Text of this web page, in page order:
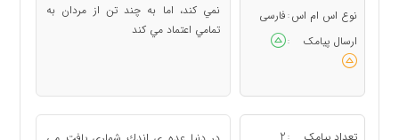
نوع اس ام اس : فارسی
ارسال پیامک
:
نمي كند، اما به چند تن از مردان به
تمامي اعتماد مي كند
: